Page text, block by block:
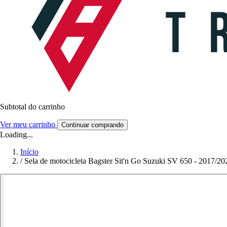
Subtotal do carrinho
Ver meu carrinho Continuar comprando
Loading...
Início
/ Sela de motocicleta Bagster Sit'n Go Suzuki SV 650 - 2017/